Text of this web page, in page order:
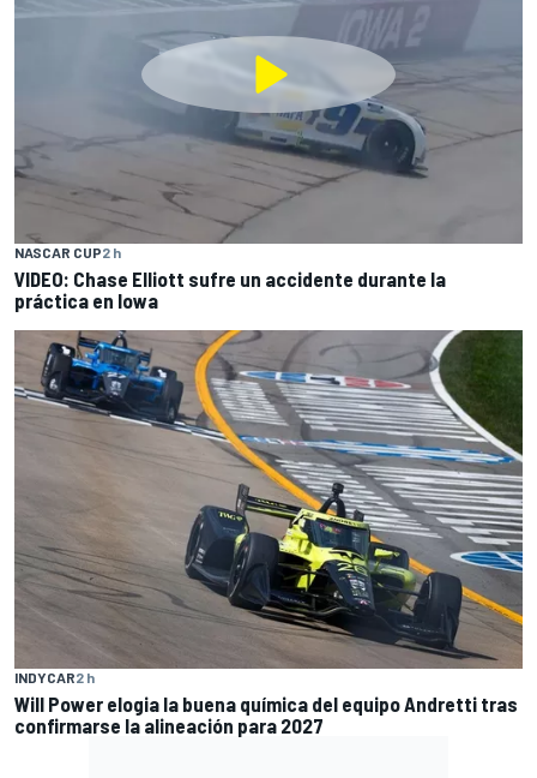
NASCAR CUP2 h
VIDEO: Chase Elliott sufre un accidente durante la
práctica en Iowa
INDYCAR2 h
Will Power elogia la buena química del equipo Andretti tras
confirmarse la alineación para 2027